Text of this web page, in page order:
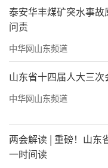
锚定激发内生动
革、托管企业改
发展注入新动能
优化资源配置上
活、债权回收、
置。八要聚焦装
上全面发力。要
新，强化自主研
泰安华丰煤矿突水事
问责
中华网山东频道
山东省十四届人大三
中华网山东频道
两会解读 | 重磅！山东
一时间读